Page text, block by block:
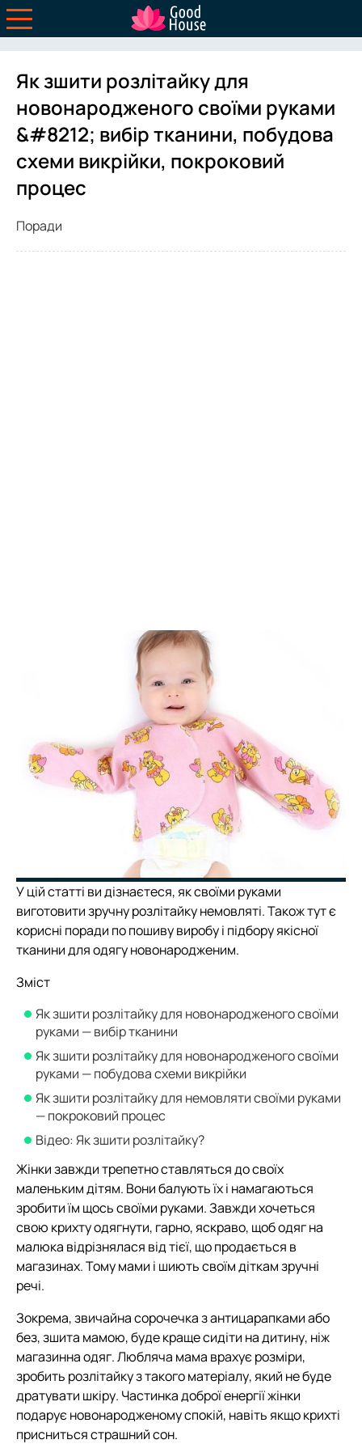
Як зшити розлітайку для
новонародженого своїми руками
&#8212; вибір тканини, побудова
схеми викрійки, покроковий
процес
Поради
У цій статті ви дізнаєтеся, як своїми руками
виготовити зручну розлітайку немовляті. Також тут є
корисні поради по пошиву виробу і підбору якісної
тканини для одягу новонародженим.
Зміст
Як зшити розлітайку для новонародженого своїми
руками — вибір тканини
Як зшити розлітайку для новонародженого своїми
руками — побудова схеми викрійки
Як зшити розлітайку для немовляти своїми руками
— покроковий процес
Відео: Як зшити розлітайку?
Жінки завжди трепетно ставляться до своїх
маленьким дітям. Вони балують їх і намагаються
зробити їм щось своїми руками. Завжди хочеться
свою крихту одягнути, гарно, яскраво, щоб одяг на
малюка відрізнялася від тієї, що продається в
магазинах. Тому мами і шиють своїм діткам зручні
речі.
Зокрема, звичайна сорочечка з антицарапками або
без, зшита мамою, буде краще сидіти на дитину, ніж
магазинна одяг. Любляча мама врахує розміри,
зробить розлітайку з такого матеріалу, який не буде
дратувати шкіру. Частинка доброї енергії жінки
подарує новонародженому спокій, навіть якщо крихті
присниться страшний сон.